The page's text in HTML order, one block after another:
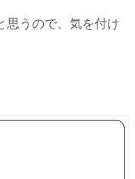
思うので、気を付け